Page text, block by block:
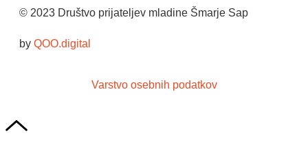
© 2023 Društvo prijateljev mladine Šmarje Sap
by QOO.digital
Varstvo osebnih podatkov